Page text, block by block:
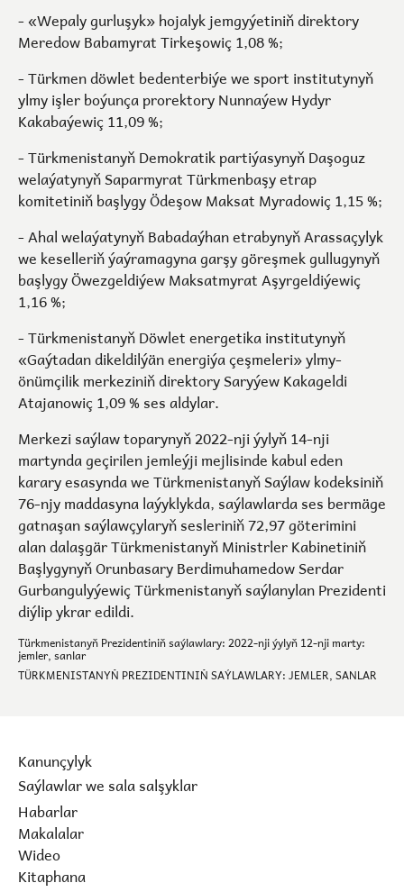
- «Wepaly gurluşyk» hojalyk jemgyýetiniň direktory
Meredow Babamyrat Tirkeşowiç 1,08 %;
- Türkmen döwlet bedenterbiýe we sport institutynyň
ylmy işler boýunça prorektory Nunnaýew Hydyr
Kakabaýewiç 11,09 %;
- Türkmenistanyň Demokratik partiýasynyň Daşoguz
welaýatynyň Saparmyrat Türkmenbaşy etrap
komitetiniň başlygy Ödeşow Maksat Myradowiç 1,15 %;
- Ahal welaýatynyň Babadaýhan etrabynyň Arassaçylyk
we keselleriň ýaýramagyna garşy göreşmek gullugynyň
başlygy Öwezgeldiýew Maksatmyrat Aşyrgeldiýewiç
1,16 %;
- Türkmenistanyň Döwlet energetika institutynyň
«Gaýtadan dikeldilýän energiýa çeşmeleri» ylmy-
önümçilik merkeziniň direktory Saryýew Kakageldi
Atajanowiç 1,09 % ses aldylar.
Merkezi saýlaw toparynyň 2022-nji ýylyň 14-nji
martynda geçirilen jemleýji mejlisinde kabul eden
karary esasynda we Türkmenistanyň Saýlaw kodeksiniň
76-njy maddasyna laýyklykda, saýlawlarda ses bermäge
gatnaşan saýlawçylaryň sesleriniň 72,97 göterimini
alan dalaşgär Türkmenistanyň Ministrler Kabinetiniň
Başlygynyň Orunbasary Berdimuhamedow Serdar
Gurbangulyýewiç Türkmenistanyň saýlanylan Prezidenti
diýlip ykrar edildi.
Türkmenistanyň Prezidentiniň saýlawlary: 2022-nji ýylyň 12-nji marty:
jemler, sanlar
TÜRKMENISTANYŇ PREZIDENTINIŇ SAÝLAWLARY: JEMLER, SANLAR
Kanunçylyk
Saýlawlar we sala salşyklar
Habarlar
Makalalar
Wideo
Kitaphana